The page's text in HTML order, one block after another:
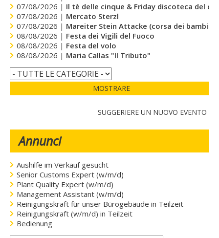
07/08/2026 | Il tè delle cinque & Friday discoteca del
07/08/2026 | Mercato Sterzl
07/08/2026 | Mareiter Stein Attacke (corsa dei bambini)
08/08/2026 | Festa dei Vigili del Fuoco
08/08/2026 | Festa del volo
08/08/2026 | Maria Callas "Il Tributo"
MOSTRARE
SUGGERIERE UN NUOVO EVENTO
Annunci
Aushilfe im Verkauf gesucht
Senior Customs Expert (w/m/d)
Plant Quality Expert (w/m/d)
Management Assistant (w/m/d)
Reinigungskraft für unser Bürogebäude in Teilzeit
Reinigungskraft (w/m/d) in Teilzeit
Bedienung